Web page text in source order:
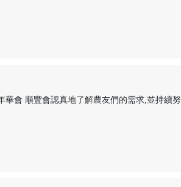
會 順豐會認真地了解農友們的需求,並持續努